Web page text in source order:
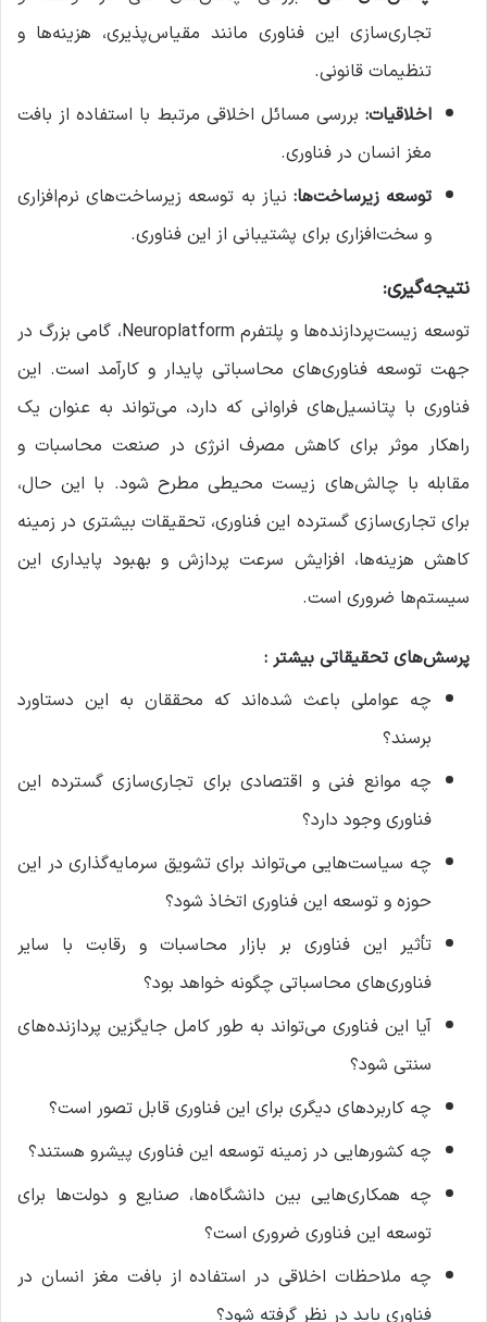
تجاری‌سازی این فناوری مانند مقیاس‌پذیری، هزینه‌ها و
تنظیمات قانونی.
اخلاقیات: بررسی مسائل اخلاقی مرتبط با استفاده از بافت
مغز انسان در فناوری.
توسعه زیرساخت‌ها: نیاز به توسعه زیرساخت‌های نرم‌افزاری
و سخت‌افزاری برای پشتیبانی از این فناوری.
نتیجه‌گیری:
توسعه زیست‌پردازنده‌ها و پلتفرم Neuroplatform، گامی بزرگ در
جهت توسعه فناوری‌های محاسباتی پایدار و کارآمد است. این
فناوری با پتانسیل‌های فراوانی که دارد، می‌تواند به عنوان یک
راهکار موثر برای کاهش مصرف انرژی در صنعت محاسبات و
مقابله با چالش‌های زیست محیطی مطرح شود. با این حال،
برای تجاری‌سازی گسترده این فناوری، تحقیقات بیشتری در زمینه
کاهش هزینه‌ها، افزایش سرعت پردازش و بهبود پایداری این
سیستم‌ها ضروری است.
پرسش‌های تحقیقاتی بیشتر :
چه عواملی باعث شده‌اند که محققان به این دستاورد
برسند؟
چه موانع فنی و اقتصادی برای تجاری‌سازی گسترده این
فناوری وجود دارد؟
چه سیاست‌هایی می‌تواند برای تشویق سرمایه‌گذاری در این
حوزه و توسعه این فناوری اتخاذ شود؟
تأثیر این فناوری بر بازار محاسبات و رقابت با سایر
فناوری‌های محاسباتی چگونه خواهد بود؟
آیا این فناوری می‌تواند به طور کامل جایگزین پردازنده‌های
سنتی شود؟
چه کاربردهای دیگری برای این فناوری قابل تصور است؟
چه کشورهایی در زمینه توسعه این فناوری پیشرو هستند؟
چه همکاری‌هایی بین دانشگاه‌ها، صنایع و دولت‌ها برای
توسعه این فناوری ضروری است؟
چه ملاحظات اخلاقی در استفاده از بافت مغز انسان در
فناوری باید در نظر گرفته شود؟